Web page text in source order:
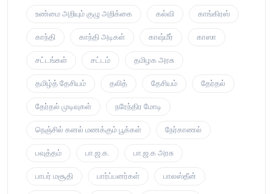
உண்மை அறியும் குழு அறிக்கை கல்வி காங்கிரஸ்
காந்தி காந்தி அடிகள் காஷ்மீர் காஸா
சட்டங்கள் சட்டம் தமிழக அரசு
தமிழ்த் தேசியம் தலித் தேசியம் தேர்தல்
தேர்தல் முடிவுகள் நரேந்திர மோடி
நெஞ்சில் கனல் மணக்கும் பூக்கள் நேர்காணல்
பவுத்தம் பா.ஜ.க. பா.ஜ.க அரசு
பாபர் மசூதி பார்ப்பனர்கள் பாலஸ்தீன்